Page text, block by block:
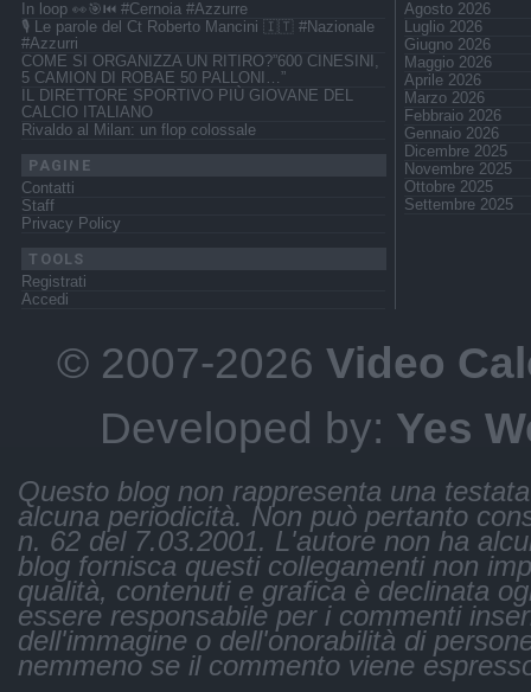
In loop 👀🎯⏮️ #Cernoia #Azzurre
🎙️ Le parole del Ct Roberto Mancini 🇮🇹 #Nazionale
#Azzurri
COME SI ORGANIZZA UN RITIRO?”600 CINESINI,
5 CAMION DI ROBAE 50 PALLONI…”
IL DIRETTORE SPORTIVO PIÙ GIOVANE DEL
CALCIO ITALIANO
Rivaldo al Milan: un flop colossale
PAGINE
Contatti
Staff
Privacy Policy
TOOLS
Registrati
Accedi
Agosto 2026
Luglio 2026
Giugno 2026
Maggio 2026
Aprile 2026
Marzo 2026
Febbraio 2026
Gennaio 2026
Dicembre 2025
Novembre 2025
Ottobre 2025
Settembre 2025
© 2007-2026 Video
Developed by: Yes
Questo blog non rappresenta una
alcuna periodicità. Non può pertanto
n. 62 del 7.03.2001. L'autore non ha
blog fornisca questi collegamenti non
qualità, contenuti e grafica è declinata
essere responsabile per i commenti
dell'immagine o dell'onorabilità di
nemmeno se il commento viene